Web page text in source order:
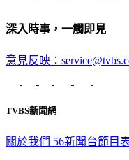
深入時事，一觸即見
意見反映：
TVBS新聞網
關於我們 56新聞台節目